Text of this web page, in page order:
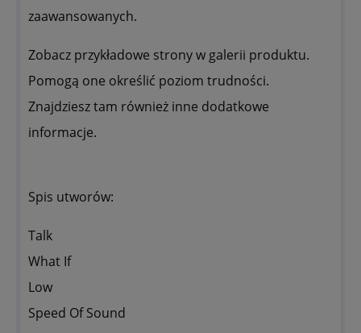
zaawansowanych.
Zobacz przykładowe strony w galerii produktu.
Pomogą one określić poziom trudności.
Znajdziesz tam również inne dodatkowe
informacje.
Spis utworów:
Talk
What If
Low
Speed Of Sound